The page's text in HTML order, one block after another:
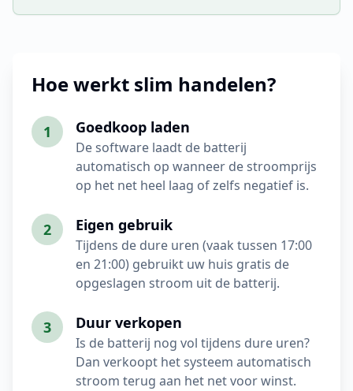
Hoe werkt slim handelen?
1 Goedkoop laden
De software laadt de batterij
automatisch op wanneer de stroomprijs
op het net heel laag of zelfs negatief is.
2 Eigen gebruik
Tijdens de dure uren (vaak tussen 17:00
en 21:00) gebruikt uw huis gratis de
opgeslagen stroom uit de batterij.
3 Duur verkopen
Is de batterij nog vol tijdens dure uren?
Dan verkoopt het systeem automatisch
stroom terug aan het net voor winst.